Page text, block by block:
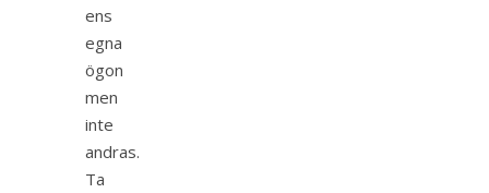
ens
egna
ögon
men
inte
andras.
Ta